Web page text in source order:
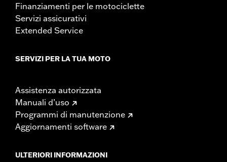
Finanziamenti per le motociclette
Servizi assicurativi
Extended Service
SERVIZI PER LA TUA MOTO
Assistenza autorizzata
Manuali d’uso
Programmi di manutenzione
Aggiornamenti software
ULTERIORI INFORMAZIONI